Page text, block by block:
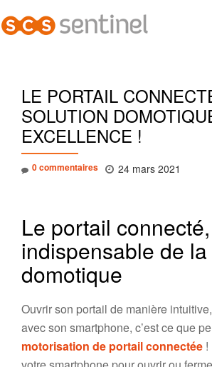
Aller
LE PORTAIL
SOLUTION
EXCELLENCE !
24 mars 2021
0 commentaires
Le portail
indispensable de la
domotique
Ouvrir son portail de manière
avec son smartphone, c’est ce que
motorisation de portail connectée !